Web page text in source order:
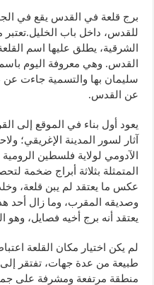
برج قلعة في القدس يقع في
للقدس، داخل باب
الشرقية، يطلق عليها اسم
القدس. وهي معروفة اليوم باسم
سليمان بها والتسمية جاءت عن
عن القدس.
يعود أول بناء في الموقع إلى
آثار لسور المدينة الإغريقي؛
الآدومي لولاية فلسطين
المتمثلة بثلاثة أبراج ضخمة
عكس ما يعتقد لم يبن قلعة،
وصديقه المقرب، وما زال أحد
يعتقد أنه برج أخيه فصايل،
لم يكن اختيار مكان القلعة
طبيعة من عدة جهات، تفتقر إلى
منطقة مرتفعة ومشرفة على